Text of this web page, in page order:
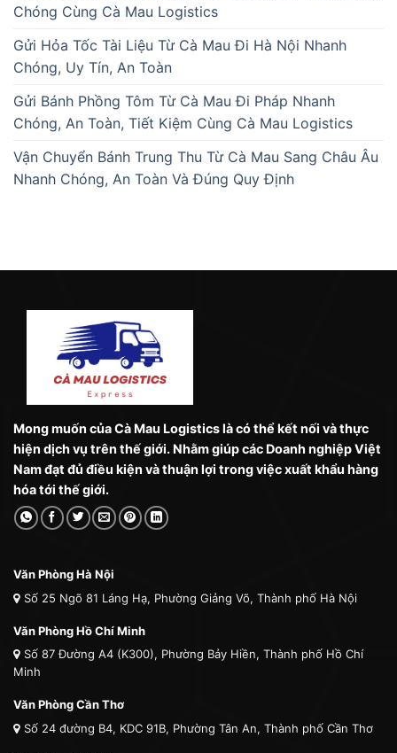
Chóng Cùng Cà Mau Logistics
Gửi Hỏa Tốc Tài Liệu Từ Cà Mau Đi Hà Nội Nhanh
Chóng, Uy Tín, An Toàn
Gửi Bánh Phồng Tôm Từ Cà Mau Đi Pháp Nhanh
Chóng, An Toàn, Tiết Kiệm Cùng Cà Mau Logistics
Vận Chuyển Bánh Trung Thu Từ Cà Mau Sang Châu Âu
Nhanh Chóng, An Toàn Và Đúng Quy Định
Mong muốn của Cà Mau Logistics là có thể kết nối và thực
hiện dịch vụ trên thế giới. Nhằm giúp các Doanh nghiệp Việt
Nam đạt đủ điều kiện và thuận lợi trong việc xuất khẩu hàng
hóa tới thế giới.
Văn Phòng Hà Nội
Số 25 Ngõ 81 Láng Hạ, Phường Giảng Võ, Thành phố Hà Nội
Văn Phòng Hồ Chí Minh
Số 87 Đường A4 (K300), Phường Bảy Hiền, Thành phố Hồ Chí
Minh
Văn Phòng Cần Thơ
Số 24 đường B4, KDC 91B, Phường Tân An, Thành phố Cần Thơ